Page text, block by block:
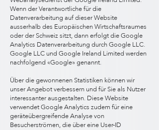
Wenn der Verantwortliche für die
Datenverarbeitung auf dieser Website
ausserhalb des Europäischen Wirtschaftsraumes
oder der Schweiz sitzt, dann erfolgt die Google
Analytics Datenverarbeitung durch Google LLC.
Google LLC und Google Ireland Limited werden
nachfolgend «Google» genannt.
Über die gewonnenen Statistiken können wir
unser Angebot verbessern und für Sie als Nutzer
interessanter ausgestalten. Diese Website
verwendet Google Analytics zudem für eine
geräteübergreifende Analyse von
Besucherströmen, die über eine User-ID